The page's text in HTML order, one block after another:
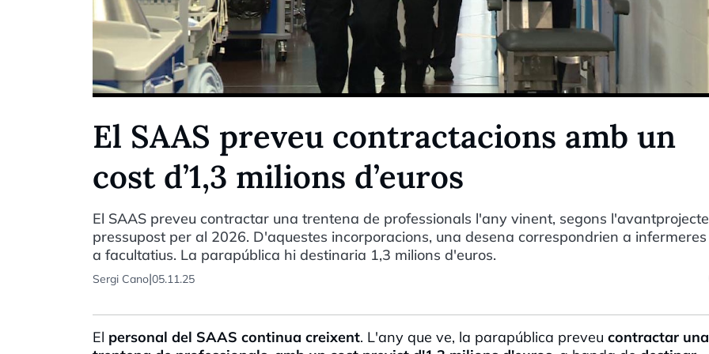
El SAAS preveu contractacions amb un
cost d’1,3 milions d’euros
El SAAS preveu contractar una trentena de professionals l'any vinent, segons
pressupost per al 2026. D'aquestes incorporacions, una desena correspondrien a
a facultatius. La parapública hi destinaria 1,3 milions d'euros.
Sergi Cano|05.11.25
El personal del SAAS continua creixent. L'any que ve, la parapública preveu contractar una